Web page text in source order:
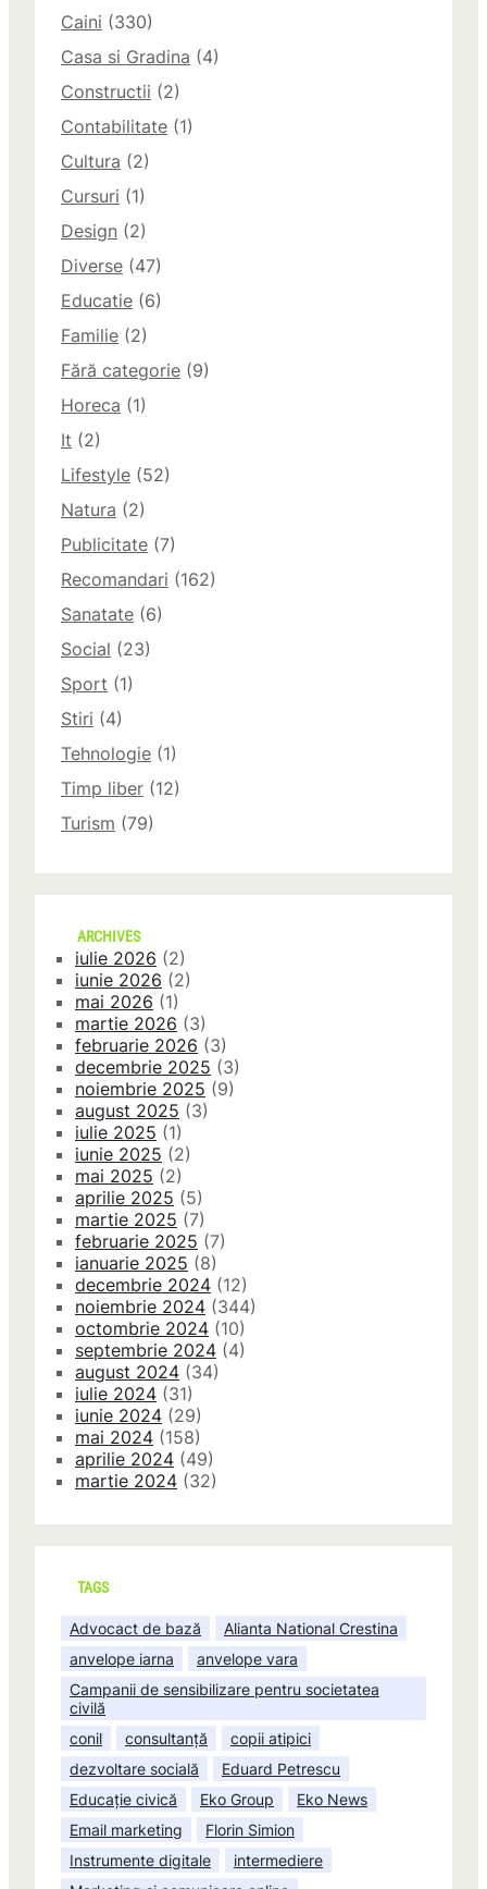
Caini (330)
Casa si Gradina (4)
Constructii (2)
Contabilitate (1)
Cultura (2)
Cursuri (1)
Design (2)
Diverse (47)
Educatie (6)
Familie (2)
Fără categorie (9)
Horeca (1)
It (2)
Lifestyle (52)
Natura (2)
Publicitate (7)
Recomandari (162)
Sanatate (6)
Social (23)
Sport (1)
Stiri (4)
Tehnologie (1)
Timp liber (12)
Turism (79)
ARCHIVES
iulie 2026 (2)
iunie 2026 (2)
mai 2026 (1)
martie 2026 (3)
februarie 2026 (3)
decembrie 2025 (3)
noiembrie 2025 (9)
august 2025 (3)
iulie 2025 (1)
iunie 2025 (2)
mai 2025 (2)
aprilie 2025 (5)
martie 2025 (7)
februarie 2025 (7)
ianuarie 2025 (8)
decembrie 2024 (12)
noiembrie 2024 (344)
octombrie 2024 (10)
septembrie 2024 (4)
august 2024 (34)
iulie 2024 (31)
iunie 2024 (29)
mai 2024 (158)
aprilie 2024 (49)
martie 2024 (32)
TAGS
Advocact de bază
Alianta National Crestina
anvelope iarna
anvelope vara
Campanii de sensibilizare pentru societatea
civilă
conil
consultanță
copii atipici
dezvoltare socială
Eduard Petrescu
Educație civică
Eko Group
Eko News
Email marketing
Florin Simion
Instrumente digitale
intermediere